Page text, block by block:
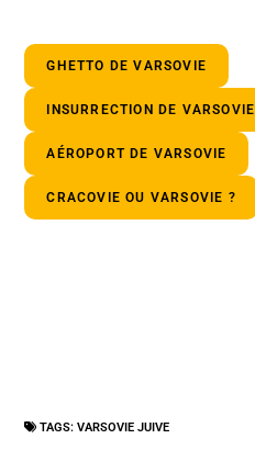
GHETTO DE VARSOVIE
INSURRECTION DE VARSOVIE
AÉROPORT DE VARSOVIE
CRACOVIE OU VARSOVIE ?
TAGS:VARSOVIE JUIVE